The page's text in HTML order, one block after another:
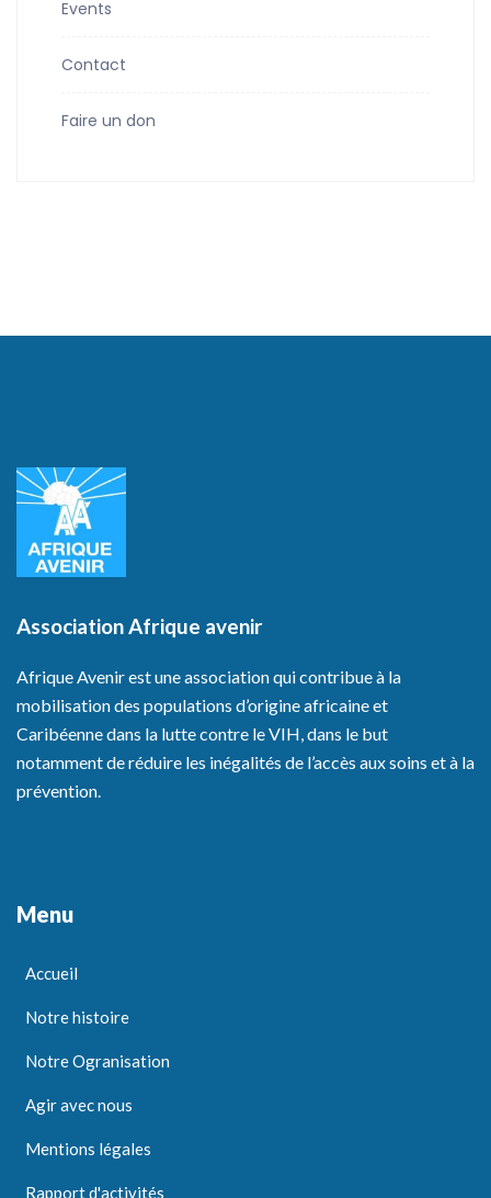
Events
Contact
Faire un don
Association Afrique avenir
Afrique Avenir est une association qui contribue à la
mobilisation des populations d’origine africaine et
Caribéenne dans la lutte contre le VIH, dans le but
notamment de réduire les inégalités de l’accès aux soins et à la
prévention.
Menu
Accueil
Notre histoire
Notre Ogranisation
Agir avec nous
Mentions légales
Rapport d'activités